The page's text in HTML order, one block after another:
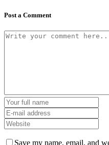
Post a Comment
Save my name, email, and